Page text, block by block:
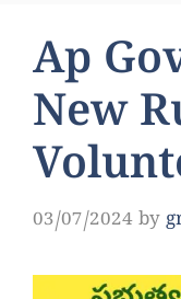
Ap
New
03/07/2024 by